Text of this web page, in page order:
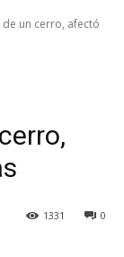
un cerro, afectó
0
1331